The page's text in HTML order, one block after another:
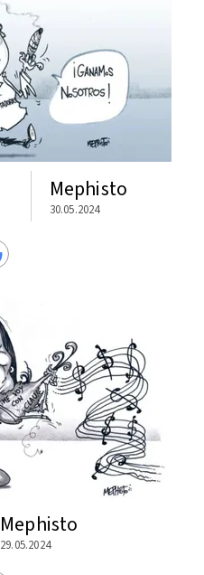
Mephisto
30.05.2024
Mephisto
29.05.2024